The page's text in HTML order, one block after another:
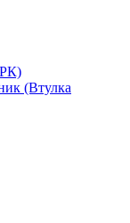
(Втулка